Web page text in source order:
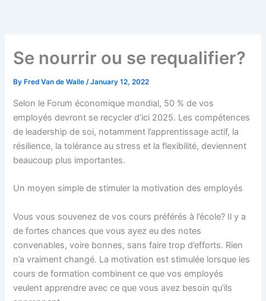
Se nourrir ou se requalifier?
By Fred Van de Walle/January 12, 2022
Selon le Forum économique mondial, 50 % de vos
employés devront se recycler d’ici 2025. Les compétences
de leadership de soi, notamment l’apprentissage actif, la
résilience, la tolérance au stress et la flexibilité, deviennent
beaucoup plus importantes.
Un moyen simple de stimuler la motivation des employés
Vous vous souvenez de vos cours préférés à l’école? Il y a
de fortes chances que vous ayez eu des notes
convenables, voire bonnes, sans faire trop d’efforts. Rien
n’a vraiment changé. La motivation est stimulée lorsque les
cours de formation combinent ce que vos employés
veulent apprendre avec ce que vous avez besoin qu’ils